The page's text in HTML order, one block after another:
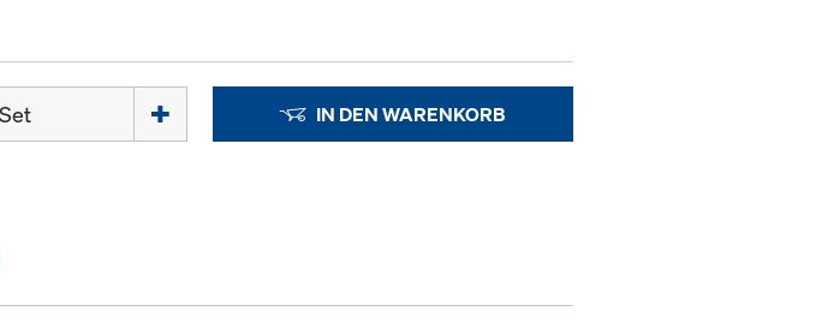
IN DEN WARENKORB